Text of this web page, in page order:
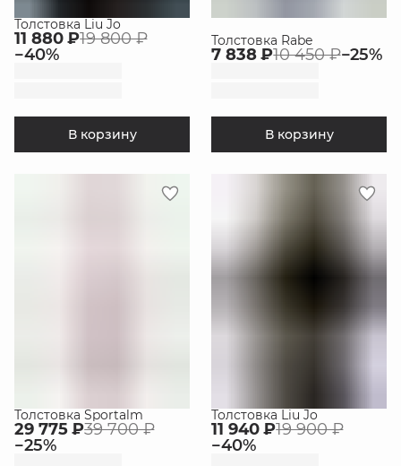
Толстовка Liu Jo
11 880 ₽19 800 ₽
−40%
В корзину
Толстовка Rabe
7 838 ₽10 450 ₽−25%
В корзину
Толстовка Sportalm
29 775 ₽39 700 ₽
−25%
Толстовка Liu Jo
11 940 ₽19 900 ₽
−40%